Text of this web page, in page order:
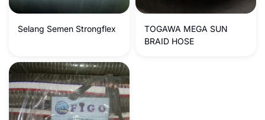
Selang Semen Strongflex
TOGAWA MEGA SUN
BRAID HOSE